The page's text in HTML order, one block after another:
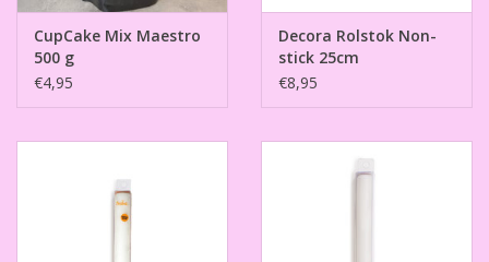
CupCake Mix Maestro
500 g
€4,95
Decora Rolstok Non-
stick 25cm
€8,95